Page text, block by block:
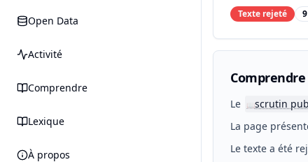
Open Data
Activité
Comprendre
Lexique
À propos
Texte rejeté
Le 📖scrutin
La page
Le texte a été